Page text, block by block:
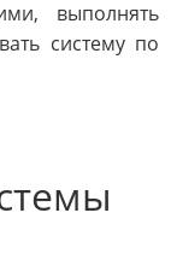
выполнять
систему по